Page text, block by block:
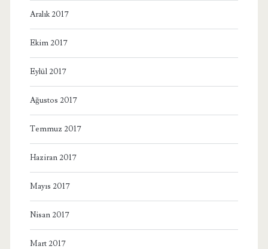
Aralık 2017
Ekim 2017
Eylül 2017
Ağustos 2017
Temmuz 2017
Haziran 2017
Mayıs 2017
Nisan 2017
Mart 2017